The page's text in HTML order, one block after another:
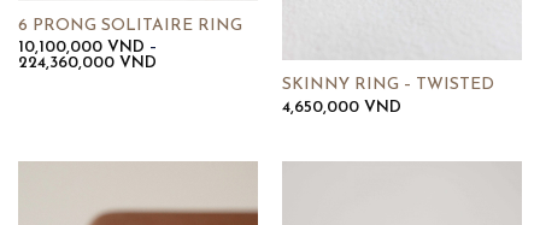
6 PRONG SOLITAIRE RING
10,100,000 VND –
224,360,000 VNDKhoảng
10,100,000 VND
SKINNY RING – TWISTED
4,650,000 VND